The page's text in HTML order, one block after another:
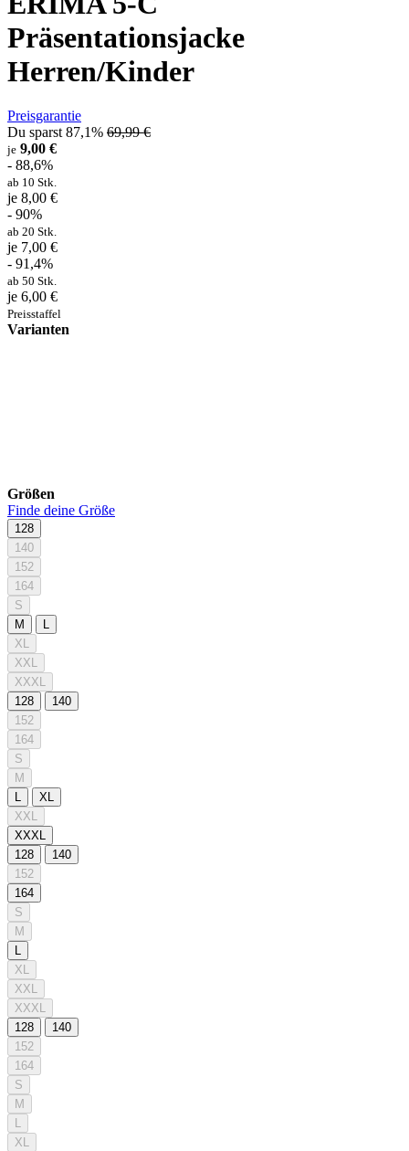
Präsentationsjacke
Herren/Kinder
Preisgarantie
Du sparst 87,1% 69,99 €
je 9,00 €
- 88,6%
ab 10 Stk.
je 8,00 €
- 90%
ab 20 Stk.
je 7,00 €
- 91,4%
ab 50 Stk.
je 6,00 €
Preisstaffel
Varianten
Größen
Finde deine Größe
128
140
152
164
S
M
XL
XXL
XXXL
128
140
152
164
S
M
XL
XXL
XXXL
128
140
152
164
S
M
XL
XXL
XXXL
128
140
152
164
S
M
XL